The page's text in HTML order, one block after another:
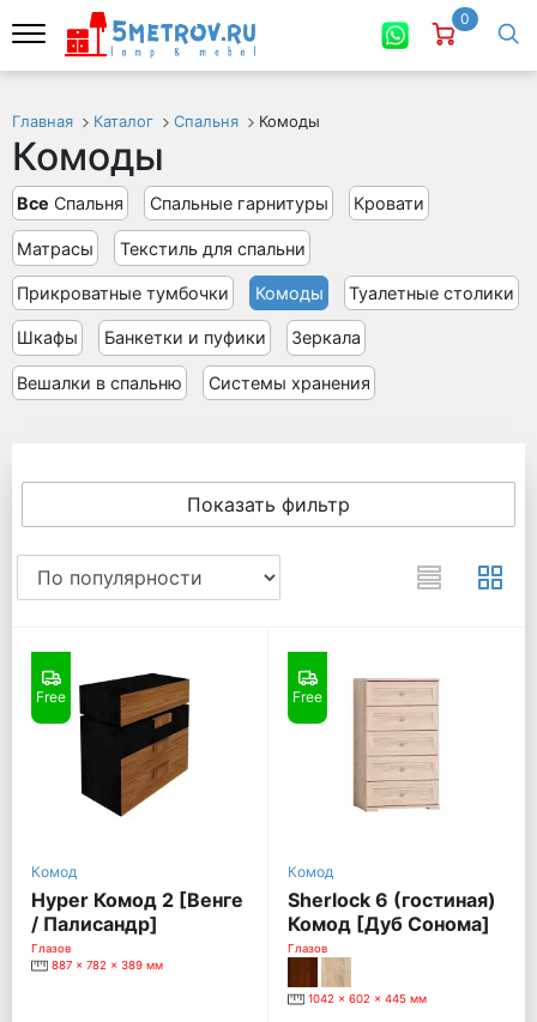
0
Главная Каталог Спальня Комоды
Комоды
Все Спальня Спальные гарнитуры Кровати
Матрасы Текстиль для спальни
Прикроватные тумбочки Комоды Туалетные столики
Шкафы Банкетки и пуфики Зеркала
Вешалки в спальню Системы хранения
Показать фильтр
Free
Комод
Hyper Комод 2 [Венге
/ Палисандр]
Глазов
887 x 782 x 389 мм
Free
Комод
Sherlock 6 (гостиная)
Комод [Дуб Сонома]
Глазов
1042 x 602 x 445 мм